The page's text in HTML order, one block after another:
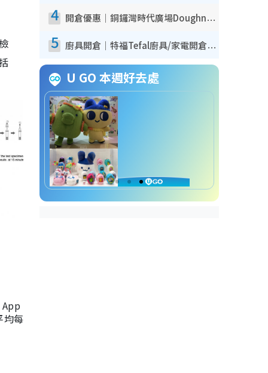
均每
4 開倉優惠｜銅鑼灣時代廣場Doughnut/Campo Marzio開倉低至1折！背囊、書包、手袋劈價$200起
5 廚具開倉｜特福Tefal廚具/家電開倉低至3折！$220起買平底鍋/炒鑊/湯煲！電飯煲/吸塵機/燙斗$418起
U GO 本週好去處